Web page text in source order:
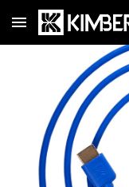
Skip to main content